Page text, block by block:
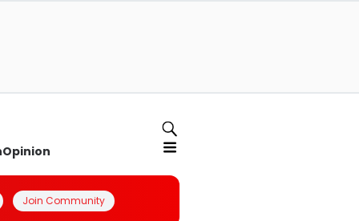
Opinion
Join Community